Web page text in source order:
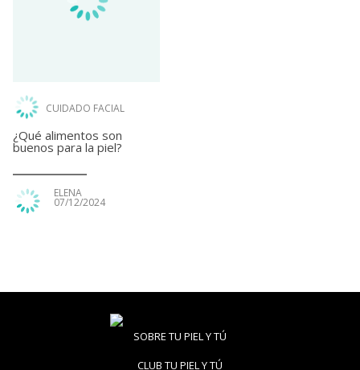
CUIDADO FACIAL
¿Qué alimentos son
buenos para la piel?
ELENA
07/12/2024
SOBRE TU PIEL Y TÚ
CLUB TU PIEL Y TÚ